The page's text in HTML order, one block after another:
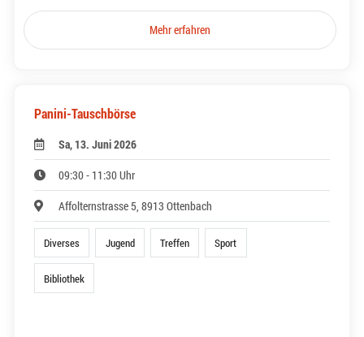
Mehr erfahren
Panini-Tauschbörse
Sa, 13. Juni 2026
09:30 - 11:30 Uhr
Affolternstrasse 5, 8913 Ottenbach
Diverses Jugend Treffen Sport
Bibliothek